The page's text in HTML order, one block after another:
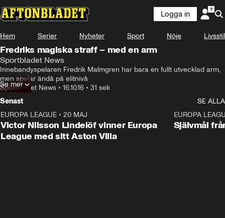
Logga in
Hem Serier Nyheter Sport Nöje Livsstil
Fredriks magiska straff – med en arm
Sportbladet News
Innebandyspelaren Fredrik Malmgren har bara en fullt utvecklad arm,
men spelar ändå på elitnivå
Sportbladet News • 16.10.16 • 31 sek
Se mer
Senast
SE ALLA
EUROPA LEAGUE • 20 MAJ
Victor Nilsson Lindelöf vinner Europa
League med sitt Aston Villa
EUROPA
Självmål